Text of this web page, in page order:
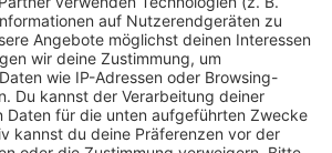
nutzen, statt Bücher und
zu kaufen
Leistungen (VL)
beantragen und